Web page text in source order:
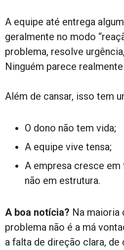
A equipe até entrega
geralmente no modo
problema, resolve
Ninguém parece
Além de cansar, isso tem
O dono não tem vida;
A equipe vive tensa;
A empresa cresce em
não em estrutura.
A boa notícia? Na maioria
problema não é a má
a falta de direção clara,